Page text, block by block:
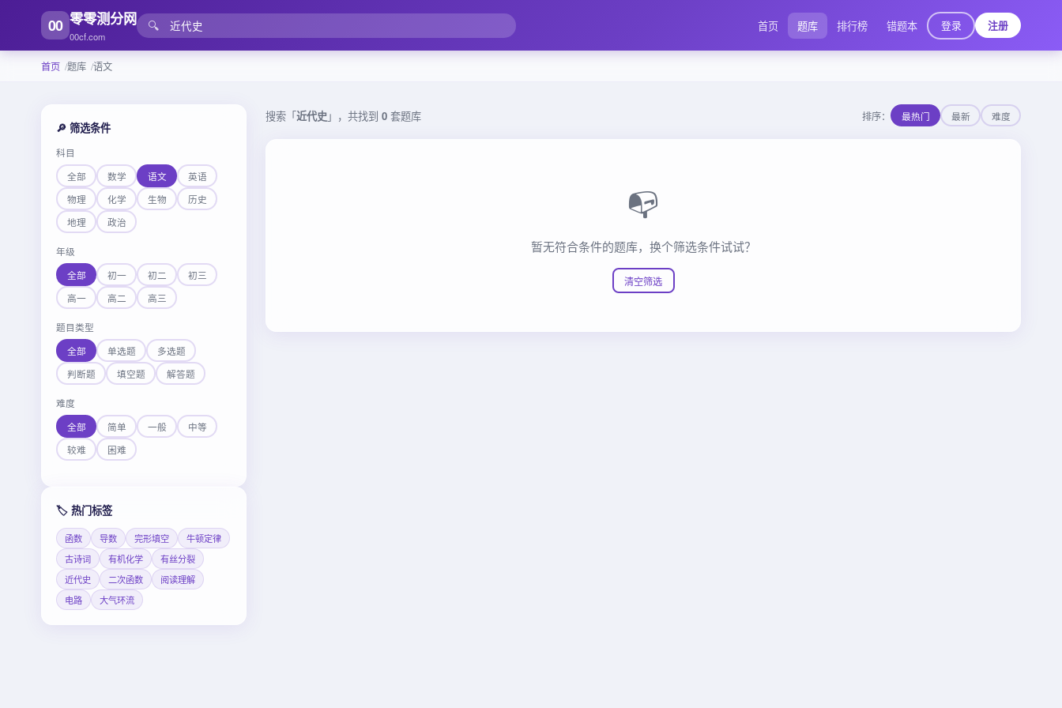
00 零零测分网
00cf.com
🔍 首页 题库 排行榜 错题本 登录 注册
首页 题库 语文
🔎 筛选条件
科目
全部
数学 语文
英语
物理
化学 生物
历史
地理
政治
年级
全部
初一 初二
初三
高一
高二 高三
题目类型
全部
单选题
多选题
判断题
填空题 解答题
难度
全部
简单 一般
中等
较难
困难
🏷️ 热门标签
函数 导数 完形填空
牛顿定律
古诗词
有机化学
有丝分裂
近代史
二次函数
阅读理解
电路
大气环流
搜索「近代史 」，共找到 0 套题库 排序： 最热门 最新 难度
📭
暂无符合条件的题库，换个筛选条件试试？
清空筛选